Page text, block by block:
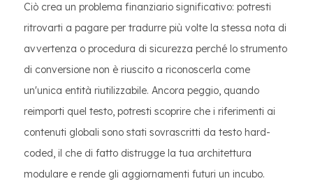
Ciò crea un problema finanziario significativo: potresti
ritrovarti a pagare per tradurre più volte la stessa nota di
avvertenza o procedura di sicurezza perché lo strumento
di conversione non è riuscito a riconoscerla come
un'unica entità riutilizzabile. Ancora peggio, quando
reimporti quel testo, potresti scoprire che i riferimenti ai
contenuti globali sono stati sovrascritti da testo hard-
coded, il che di fatto distrugge la tua architettura
modulare e rende gli aggiornamenti futuri un incubo.